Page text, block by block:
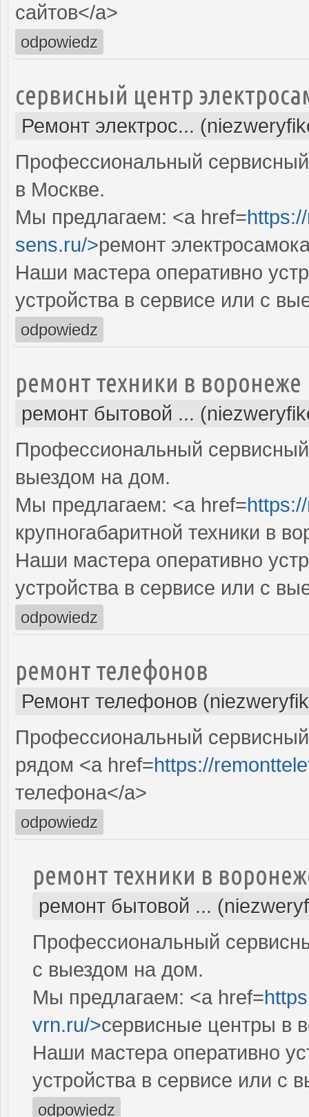
сайтов</a>
odpowiedz
сервисный центр
Ремонт электрос...
Профессиональный
в Москве.
Мы предлагаем: <a href=
sens.ru/>ремонт
Наши мастера оперативно
устройства в сервисе или с
odpowiedz
ремонт техники в воронеже
ремонт бытовой ...
Профессиональный
выездом на дом.
Мы предлагаем: <a href=
крупногабаритной техники в
Наши мастера оперативно
устройства в сервисе или с
odpowiedz
ремонт телефонов
Ремонт телефонов
Профессиональный
рядом <a href=https://
телефона</a>
odpowiedz
ремонт техники в
ремонт бытовой ...
Профессиональный
с выездом на дом.
Мы предлагаем: <a href=
vrn.ru/>сервисные центры в
Наши мастера оперативно
устройства в сервисе или с
odpowiedz